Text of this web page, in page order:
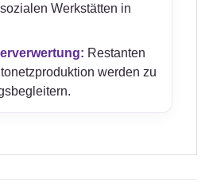
Werkstätten in
Restanten
werden zu